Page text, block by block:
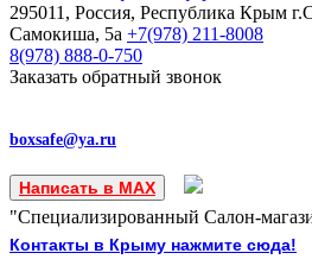
295011, Россия, Республика Крым
Самокиша, 5а +7(978) 211-8008
8(978) 888-0-750
Заказать обратный звонок
boxsafe@ya.ru
Написать в MAX
"Специализированный Салон-
Контакты в Крыму нажмите сюда!